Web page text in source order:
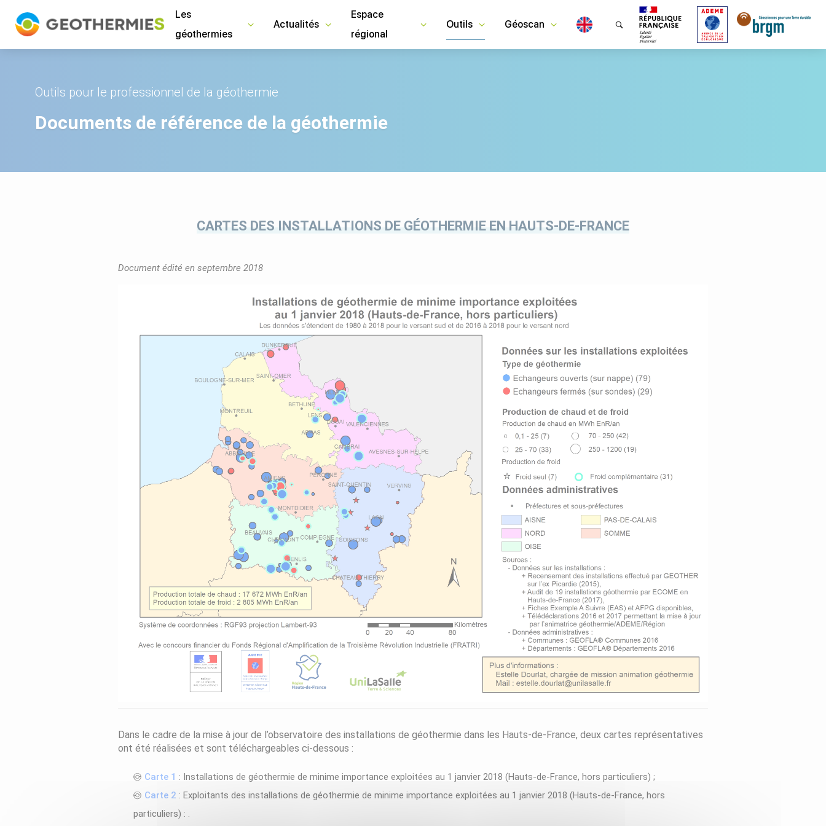
Les
géothermies
Actualités
Espace
régional
Outils Géoscan
Outils pour le professionnel de la géothermie
Documents de référence de la géothermie
CARTES DES INSTALLATIONS DE GÉOTHERMIE EN HAUTS-DE-FRANCE
Document édité en septembre 2018
Dans le cadre de la mise à jour de l’observatoire des installations de géothermie dans les Hauts-de-France, deux cartes représentatives
ont été réalisées et sont téléchargeables ci-dessous :
Carte 1 : Installations de géothermie de minime importance exploitées au 1 janvier 2018 (Hauts-de-France, hors particuliers) ;
Carte 2 : Exploitants des installations de géothermie de minime importance exploitées au 1 janvier 2018 (Hauts-de-France, hors
particuliers) : .